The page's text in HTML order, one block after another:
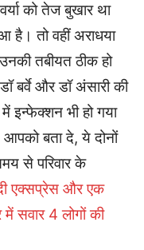
को तेज बुखार था
तो वहीं अराधया
तबीयत ठीक हो
बर्वे और डॉ अंसारी की
इन्फेक्शन भी हो गया
बता दे, ये दोनों
से परिवार के
एक्सप्रेस और एक
में सवार 4 लोगों की